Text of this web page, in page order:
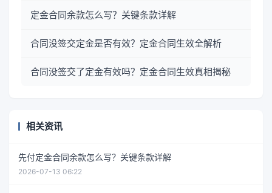
定金合同余款怎么写？关键条款详解
合同没签交定金是否有效？定金合同生效全解析
合同没签交了定金有效吗？定金合同生效真相揭秘
相关资讯
先付定金合同余款怎么写？关键条款详解
2026-07-13 06:22